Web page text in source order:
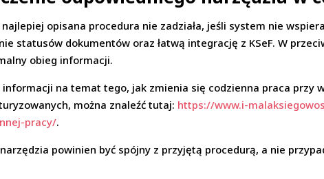
opisana procedura nie zadziała, jeśli system nie
statusów dokumentów oraz łatwą integrację z KSeF. W
obieg informacji.
informacji na temat tego, jak zmienia się codzienna praca
można znaleźć tutaj: https://www.i-
pracy/.
powinien być spójny z przyjętą procedurą, a nie